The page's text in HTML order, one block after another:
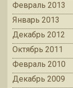
Февраль 2013
Январь 2013
Декабрь 2012
Октябрь 2011
Февраль 2010
Декабрь 2009